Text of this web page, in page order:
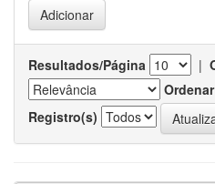
Resultados/Página |
Ordenar
Registro(s)